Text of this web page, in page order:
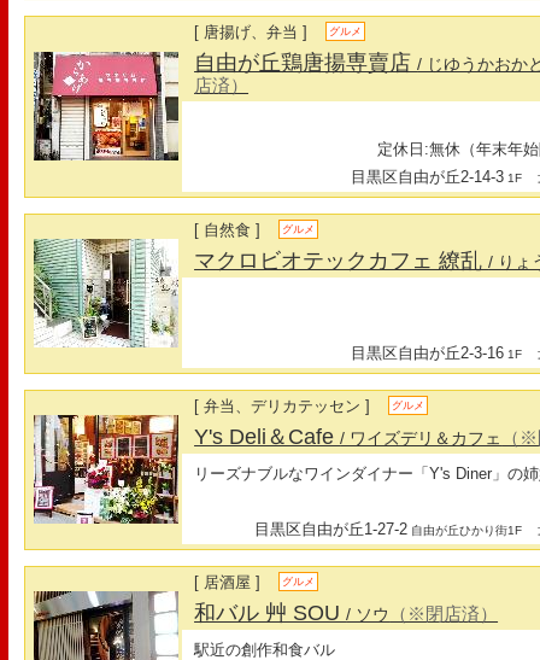
[ 唐揚げ、弁当 ] グルメ
自由が丘鶏唐揚専賣店/ じゆうかおか
店済）
定休日:無休（年末年
目黒区自由が丘2-14-3 1F
[ 自然食 ] グルメ
マクロビオテックカフェ 繚乱/ りょ
目黒区自由が丘2-3-16 1F
[ 弁当、デリカテッセン ] グルメ
Y's Deli＆Cafe/ ワイズデリ＆カフェ （
リーズナブルなワインダイナー「Y's Diner」の
目黒区自由が丘1-27-2 自由が丘ひかり街1F
[ 居酒屋 ] グルメ
和バル 艸 SOU/ ソウ （※閉店済）
駅近の創作和食バル